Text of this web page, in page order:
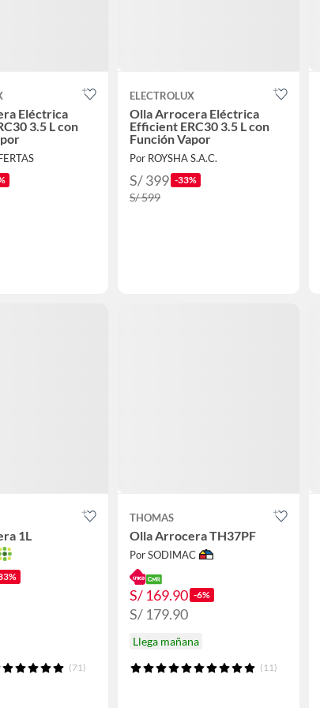
Eléctrica
3.5 L con
ELECTROLUX
Olla Arrocera Eléctrica
Efficient ERC30 3.5 L con
Función Vapor
Por ROYSHA S.A.C.
S/ 399 -33%
S/ 599
1L
(71)
THOMAS
Olla Arrocera TH37PF
Por SODIMAC
S/ 169.90 -6%
S/ 179.90
Llega mañana
(11)